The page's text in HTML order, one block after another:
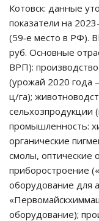
Котовск: данные
показатели на
(59‑е место в РФ).
руб. Основные
ВРП):
(урожай 2020 года
ц/га);
сельхозпродукции
промышленность:
органические
смолы, оптические
приборостроение
оборудование для
оборудование);